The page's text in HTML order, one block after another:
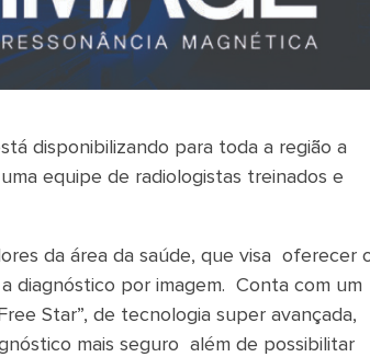
disponibilizando para toda a região a
equipe de radiologistas treinados e
da área da saúde, que visa oferecer
diagnóstico por imagem. Conta com um
Star”, de tecnologia super avançada,
mais seguro além de possibilitar